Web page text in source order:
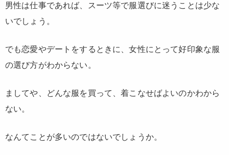
男性は仕事であれば、スーツ等で服選びに迷うことは少な
いでしょう。
でも恋愛やデートをするときに、女性にとって好印象な服
の選び方がわからない。
ましてや、どんな服を買って、着こなせばよいのかわから
ない。
なんてことが多いのではないでしょうか。